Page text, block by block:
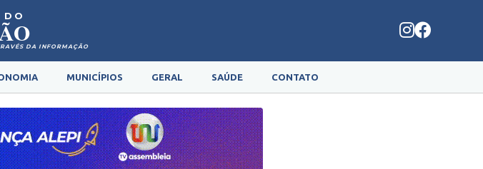
DO
DA INFORMAÇÃO
MUNICÍPIOS GERAL SAÚDE CONTATO